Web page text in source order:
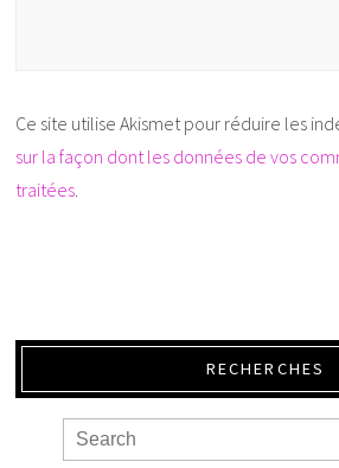
Ce site utilise Akismet pour réduire les
sur la façon dont les données de vos
traitées
RECHERCHES